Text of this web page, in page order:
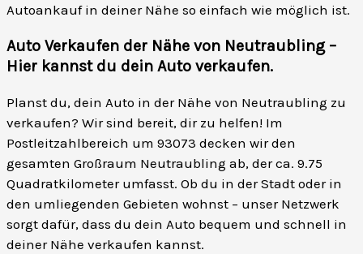
Autoankauf in deiner Nähe so einfach wie möglich ist.
Auto Verkaufen der Nähe von Neutraubling –
Hier kannst du dein Auto verkaufen.
Planst du, dein Auto in der Nähe von Neutraubling zu
verkaufen? Wir sind bereit, dir zu helfen! Im
Postleitzahlbereich um 93073 decken wir den
gesamten Großraum Neutraubling ab, der ca. 9.75
Quadratkilometer umfasst. Ob du in der Stadt oder in
den umliegenden Gebieten wohnst – unser Netzwerk
sorgt dafür, dass du dein Auto bequem und schnell in
deiner Nähe verkaufen kannst.